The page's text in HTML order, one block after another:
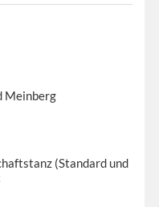
Meinberg
(Standard und